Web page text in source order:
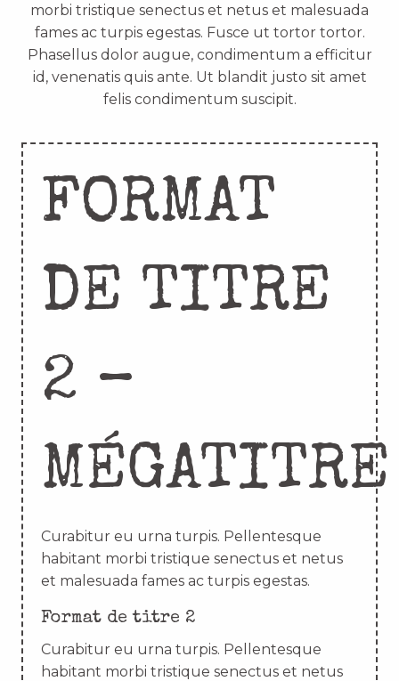
morbi tristique senectus et netus et malesuada
fames ac turpis egestas. Fusce ut tortor tortor.
Phasellus dolor augue, condimentum a efficitur
id, venenatis quis ante. Ut blandit justo sit amet
felis condimentum suscipit.
FORMAT
DE TITRE
2 –
MÉGATITRE
Curabitur eu urna turpis. Pellentesque
habitant morbi tristique senectus et netus
et malesuada fames ac turpis egestas.
Format de titre 2
Curabitur eu urna turpis. Pellentesque
habitant morbi tristique senectus et netus